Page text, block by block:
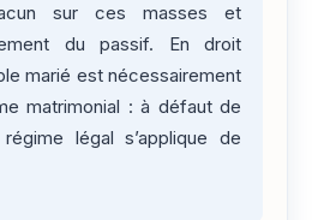
sur ces masses et
du passif. En droit
marié est nécessairement
matrimonial : à défaut de
légal s’applique de